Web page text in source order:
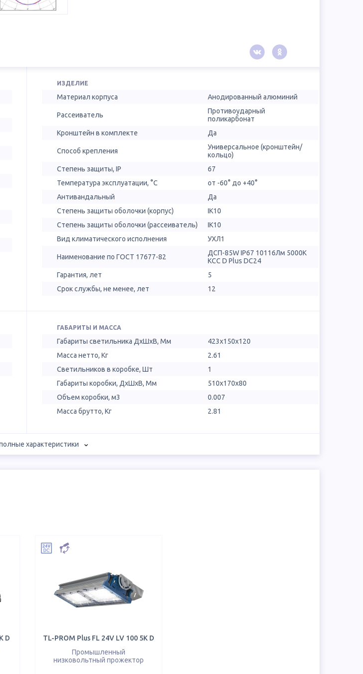
ИЗДЕЛИЕ
Материал корпуса Анодированный алюминий
Рассеиватель
Противоударный
поликарбонат
Кронштейн в комплекте
Да
Способ крепления
Универсальное (кронштейн/
кольцо)
Степень защиты, IP
67
Температура эксплуатации, °С
от -60° до +40°
Антивандальный
Да
Степень защиты оболочки (корпус)
IK10
Степень защиты оболочки (рассеиватель)
IK10
Вид климатического исполнения
УХЛ1
Наименование по ГОСТ 17677-82
ДСП-85W IP67 10116Лм 5000К
КСС D Plus DC24
Гарантия, лет
5
Срок службы, не менее, лет
12
ГАБАРИТЫ И МАССА
Габариты светильника ДхШхВ, Мм
423х150х120
Масса нетто, Кг
2.61
Светильников в коробке, Шт
1
Габариты коробки, ДхШхВ, Мм
510x170x80
Объем коробки, м3
0.007
Масса брутто, Кг
2.81
характеристики
D
TL-PROM Plus FL 24V LV 100 5K D
Промышленный
низковольтный прожектор